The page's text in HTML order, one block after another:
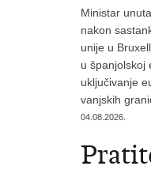
Ministar
nakon
unije u
u španjolskoj
uključivanje
vanjskih
04.08.2026.